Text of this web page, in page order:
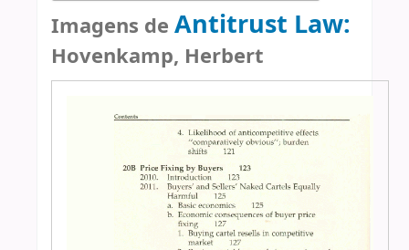
Imagens de Antitrust Law:
Hovenkamp, Herbert